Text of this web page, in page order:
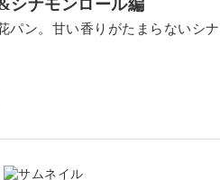
シナモンロール編
パン。甘い香りがたまらないシ